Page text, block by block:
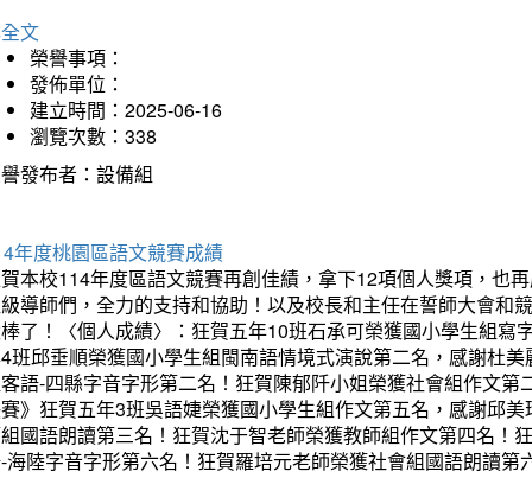
文
榮譽事項：
發佈單位：
建立時間：2025-06-16
瀏覽次數：338
發布者：設備組
年度桃園區語文競賽成績
本校114年度區語文競賽再創佳績，拿下12項個人獎項，也
導師們，全力的支持和協助！以及校長和主任在誓師大會和
了！〈個人成績〉：狂賀五年10班石承可榮獲國小學生組
班邱垂順榮獲國小學生組閩南語情境式演說第二名，感謝杜
語-四縣字音字形第二名！狂賀陳郁阡小姐榮獲社會組作文
》狂賀五年3班吳語婕榮獲國小學生組作文第五名，感謝邱
國語朗讀第三名！狂賀沈于智老師榮獲教師組作文第四名！
海陸字音字形第六名！狂賀羅培元老師榮獲社會組國語朗讀